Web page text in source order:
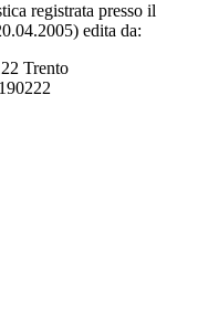
registrata presso il
edita da:
Trento